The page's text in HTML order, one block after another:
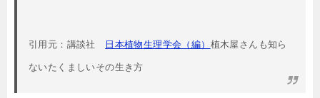
引用元：講談社 日本植物生理学会（編） 植木屋さんも知ら
ないたくましいその生き方